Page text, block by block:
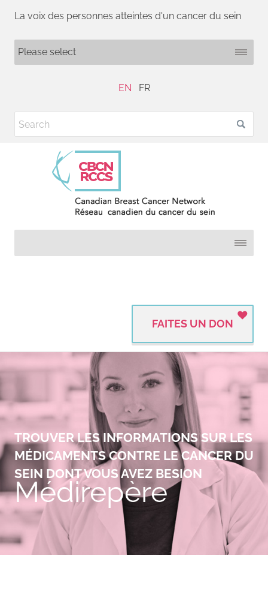
La voix des personnes atteintes d'un cancer du sein
EN FR
FAITES UN DON
TROUVER LES INFORMATIONS SUR LES
MÉDICAMENTS CONTRE LE CANCER DU
SEIN DONT VOUS AVEZ BESION
Médirepère